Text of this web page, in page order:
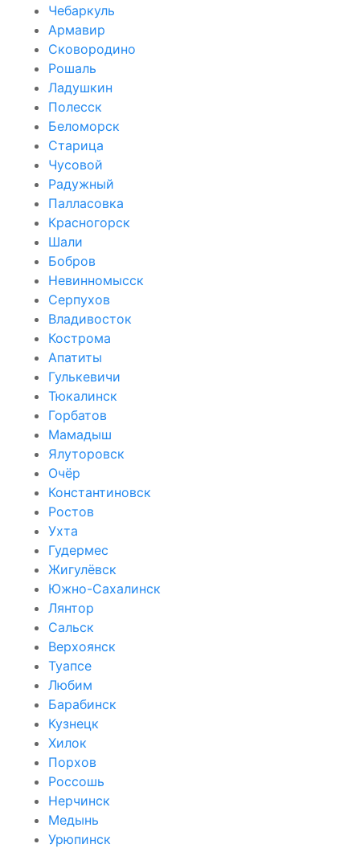
Чебаркуль
Армавир
Сковородино
Рошаль
Ладушкин
Полесск
Беломорск
Старица
Чусовой
Радужный
Палласовка
Красногорск
Шали
Бобров
Невинномысск
Серпухов
Владивосток
Кострома
Апатиты
Гулькевичи
Тюкалинск
Горбатов
Мамадыш
Ялуторовск
Очёр
Константиновск
Ростов
Ухта
Гудермес
Жигулёвск
Южно-Сахалинск
Лянтор
Сальск
Верхоянск
Туапсе
Любим
Барабинск
Кузнецк
Хилок
Порхов
Россошь
Нерчинск
Медынь
Урюпинск